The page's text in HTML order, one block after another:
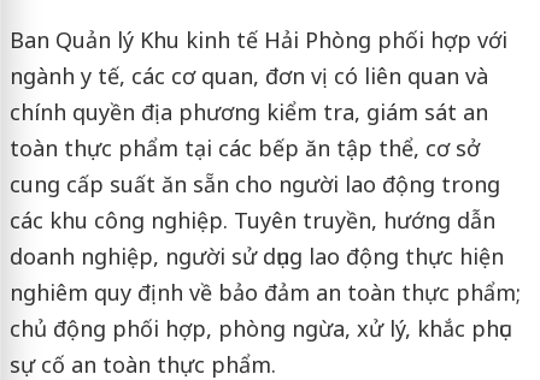
Ban Quản lý Khu kinh tế Hải Phòng phối hợp với
ngành y tế, các cơ quan, đơn vị có liên quan và
chính quyền địa phương kiểm tra, giám sát an
toàn thực phẩm tại các bếp ăn tập thể, cơ sở
cung cấp suất ăn sẵn cho người lao động trong
các khu công nghiệp. Tuyên truyền, hướng dẫn
doanh nghiệp, người sử dụng lao động thực hiện
nghiêm quy định về bảo đảm an toàn thực phẩm;
chủ động phối hợp, phòng ngừa, xử lý, khắc phục
sự cố an toàn thực phẩm.